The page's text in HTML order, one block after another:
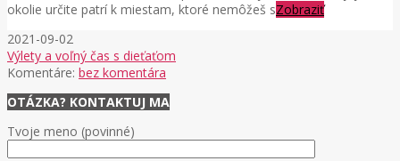
okolie určite patrí k miestam, ktoré nemôžeš sZobraziť
2021-09-02
Výlety a voľný čas s dieťaťom
Komentáre: bez komentára
OTÁZKA? KONTAKTUJ MA
Tvoje meno (povinné)